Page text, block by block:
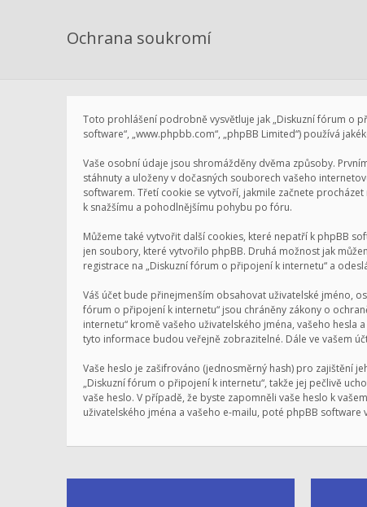
Ochrana soukromí
Toto prohlášení podrobně vysvětluje jak „Diskuzní fórum o
software“, „www.phpbb.com“, „phpBB Limited“) používá
Vaše osobní údaje jsou shromážděny dvěma způsoby.
stáhnuty a uloženy v dočasných souborech vašeho
softwarem. Třetí cookie se vytvoří, jakmile začnete
k snažšímu a pohodlnějšímu pohybu po fóru.
Můžeme také vytvořit další cookies, které nepatří k phpBB
jen soubory, které vytvořilo phpBB. Druhá možnost jak
registrace na „Diskuzní fórum o připojení k internetu“ a
Váš účet bude přinejmenším obsahovat uživatelské jméno,
fórum o připojení k internetu“ jsou chráněny zákony o
internetu“ kromě vašeho uživatelského jména, vašeho
tyto informace budou veřejně zobrazitelné. Dále ve vašem
Vaše heslo je zašifrováno (jednosměrný hash) pro zajištění
„Diskuzní fórum o připojení k internetu“, takže jej pečlivě
vaše heslo. V případě, že byste zapomněli vaše heslo k
uživatelského jména a vašeho e-mailu, poté phpBB